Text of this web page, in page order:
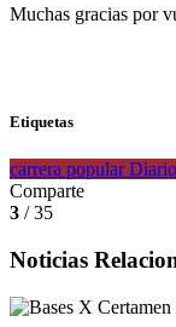
Muchas gracias por
Etiquetas
carrera popular
Comparte
3 / 35
Noticias